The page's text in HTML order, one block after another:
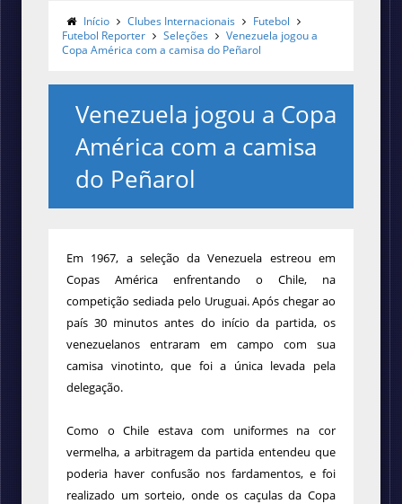
Início Clubes Internacionais
Futebol
Futebol Reporter
Seleções
Venezuela jogou a
Copa América com a camisa do Peñarol
Venezuela jogou a Copa
América com a camisa
do Peñarol
Em 1967, a seleção da Venezuela estreou em
Copas América enfrentando o Chile, na
competição sediada pelo Uruguai. Após chegar ao
país 30 minutos antes do início da partida, os
venezuelanos entraram em campo com sua
camisa vinotinto, que foi a única levada pela
delegação.
Como o Chile estava com uniformes na cor
vermelha, a arbitragem da partida entendeu que
poderia haver confusão nos fardamentos, e foi
realizado um sorteio, onde os caçulas da Copa